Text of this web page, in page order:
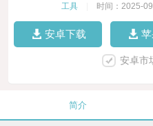
工具 时间：2025-
安卓下载
安卓市
简介